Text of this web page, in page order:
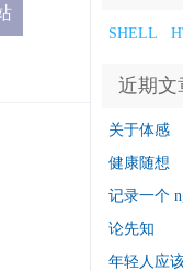
SHELL
近期文
关于体感
健康随想
记录一个
论先知
年轻人应